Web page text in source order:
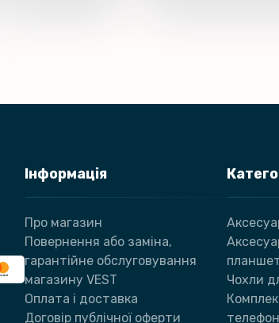
Інформація
Про магазин
Повернення або заміна,
гарантійне обслуговування
магазину VEST
Оплата і доставка
Договір публічної оферти
Чохли